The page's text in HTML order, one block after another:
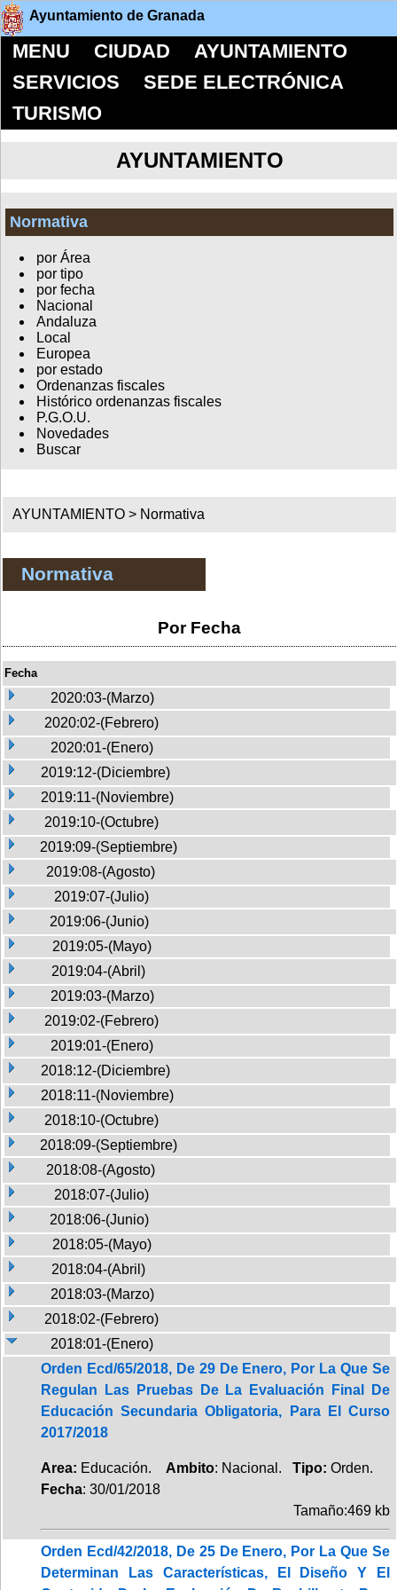
Ayuntamiento de Granada
MENU CIUDAD
AYUNTAMIENTO
SERVICIOS
SEDE ELECTRÓNICA
TURISMO
AYUNTAMIENTO
Normativa
por Área
por tipo
por fecha
Nacional
Andaluza
Local
Europea
por estado
Ordenanzas fiscales
Histórico ordenanzas fiscales
P.G.O.U.
Novedades
Buscar
AYUNTAMIENTO > Normativa
Normativa
Por Fecha
Fecha
2020:03-(Marzo)
2020:02-(Febrero)
2020:01-(Enero)
2019:12-(Diciembre)
2019:11-(Noviembre)
2019:10-(Octubre)
2019:09-(Septiembre)
2019:08-(Agosto)
2019:07-(Julio)
2019:06-(Junio)
2019:05-(Mayo)
2019:04-(Abril)
2019:03-(Marzo)
2019:02-(Febrero)
2019:01-(Enero)
2018:12-(Diciembre)
2018:11-(Noviembre)
2018:10-(Octubre)
2018:09-(Septiembre)
2018:08-(Agosto)
2018:07-(Julio)
2018:06-(Junio)
2018:05-(Mayo)
2018:04-(Abril)
2018:03-(Marzo)
2018:02-(Febrero)
2018:01-(Enero)
Orden Ecd/65/2018, De 29 De Enero, Por La Que Se
Regulan Las Pruebas De La Evaluación Final De
Educación Secundaria Obligatoria, Para El Curso
2017/2018
Area: Educación. Ambito: Nacional. Tipo: Orden.
Fecha: 30/01/2018
Tamaño:469 kb
Orden Ecd/42/2018, De 25 De Enero, Por La Que Se
Determinan Las Características, El Diseño Y El